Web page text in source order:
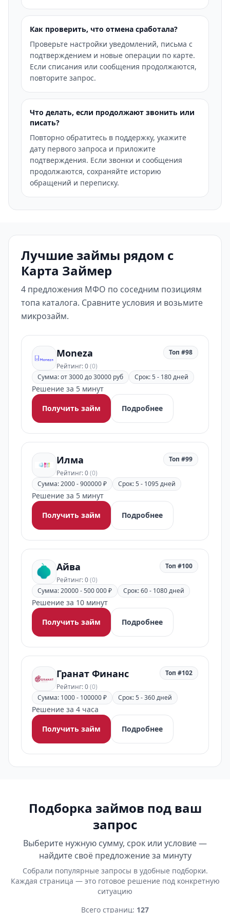
Как проверить, что отмена сработала?
Проверьте настройки уведомлений, письма с
подтверждением и новые операции по карте.
Если списания или сообщения продолжаются,
повторите запрос.
Что делать, если продолжают звонить или
писать?
Повторно обратитесь в поддержку, укажите
дату первого запроса и приложите
подтверждения. Если звонки и сообщения
продолжаются, сохраняйте историю
обращений и переписку.
Лучшие займы рядом с
Карта Займер
4 предложения МФО по соседним позициям
топа каталога. Сравните условия и возьмите
микрозайм.
Moneza
Рейтинг: 0(0)
Топ #98
Сумма: от 3000 до 30000 руб Срок: 5 - 180 дней
Решение за 5 минут
Получить займ
Подробнее
Илма
Рейтинг: 0(0)
Топ #99
Сумма: 2000 - 900000 ₽ Срок: 5 - 1095 дней
Решение за 5 минут
Получить займ
Подробнее
Айва
Рейтинг: 0(0)
Топ #100
Сумма: 20000 - 500 000 ₽ Срок: 60 - 1080 дней
Решение за 10 минут
Получить займ
Подробнее
Гранат Финанс
Рейтинг: 0(0)
Топ #102
Сумма: 1000 - 100000 ₽ Срок: 5 - 360 дней
Решение за 4 часа
Получить займ
Подробнее
Подборка займов под ваш
запрос
Выберите нужную сумму, срок или условие —
найдите своё предложение за минуту
Собрали популярные запросы в удобные подборки.
Каждая страница — это готовое решение под конкретную
ситуацию
Всего страниц: 127